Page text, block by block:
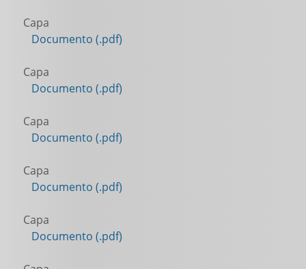
Capa
Documento (.pdf)
Capa
Documento (.pdf)
Capa
Documento (.pdf)
Capa
Documento (.pdf)
Capa
Documento (.pdf)